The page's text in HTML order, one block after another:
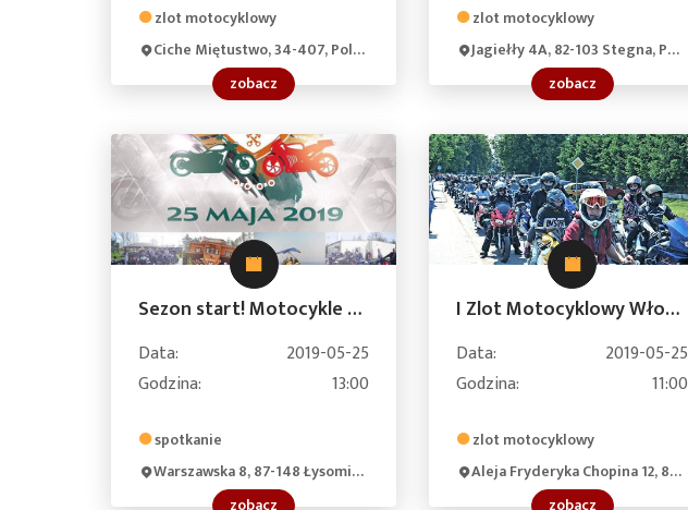
zlot motocyklowy
Ciche Miętustwo, 34-407, Poland
zobacz
zlot motocyklowy
Jagiełły 4A, 82-103 Stegna, Poland
zobacz
Sezon start! Motocykle w Gminie Łysomice
Data:
2019-05-25
Godzina:
13:00
spotkanie
Warszawska 8, 87-148 Łysomice, Poland
I Zlot Motocyklowy Włocławek
Data:
2019-05-25
Godzina:
11:00
zlot motocyklowy
Aleja Fryderyka Chopina 12, 87-800 Włocławek, Poland